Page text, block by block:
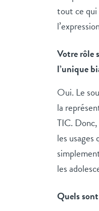
tout ce qui
Votre rôle
l’unique
Oui. Le
la
TIC. Donc,
les
les
Quels